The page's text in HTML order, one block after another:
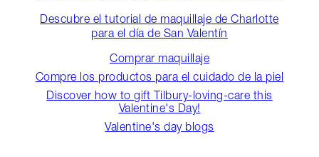
Descubre el tutorial de maquillaje de Charlotte
para el día de San Valentín
Comprar maquillaje
Compre los productos para el cuidado de la piel
Discover how to gift Tilbury-loving-care this
Valentine's Day!
Valentine's day blogs